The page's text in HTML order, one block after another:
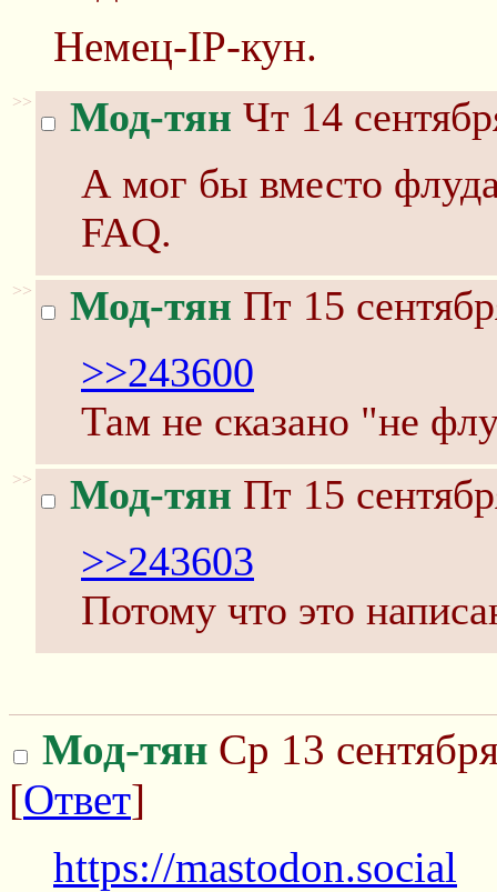
Немец-IP-кун.
>> Мод-тян Чт 14
А мог бы вместо
FAQ.
>> Мод-тян Пт 15
>>243600
Там не сказано "не
>> Мод-тян Пт 15
>>243603
Потому что это
Мод-тян Ср 13
[Ответ]
https://mastodon.social